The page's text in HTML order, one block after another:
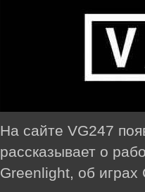
На сайте VG247
рассказывает о
Greenlight, об